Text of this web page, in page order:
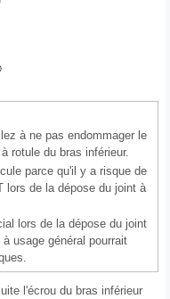
à ne pas endommager le
rotule du bras inférieur.
parce qu'il y a risque de
lors de la dépose du joint à
lors de la dépose du joint
usage général pourrait
l'écrou du bras inférieur